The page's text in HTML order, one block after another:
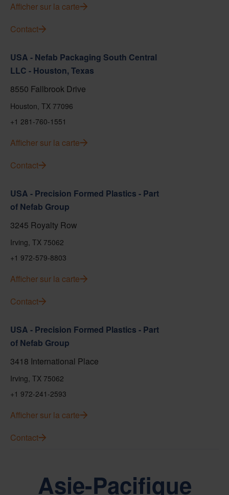
Afficher sur la carte
Contact
USA - Nefab Packaging South Central
LLC - Houston, Texas
8550 Fallbrook Drive
Houston, TX 77096
+1 281-760-1551
Afficher sur la carte
Contact
USA - Precision Formed Plastics - Part
of Nefab Group
3245 Royalty Row
Irving, TX 75062
+1 972-579-8803
Afficher sur la carte
Contact
USA - Precision Formed Plastics - Part
of Nefab Group
3418 International Place
Irving, TX 75062
+1 972-241-2593
Afficher sur la carte
Contact
Asie-Pacifique